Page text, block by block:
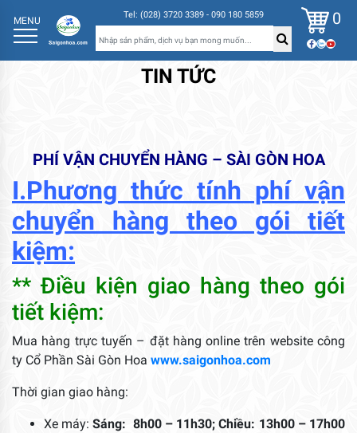
MENU Tel: (028) 3720 3389 - 090 180 5859 0
TIN TỨC
PHÍ VẬN CHUYỂN HÀNG – SÀI GÒN HOA
I.Phương thức tính phí vận
chuyển hàng theo gói tiết
kiệm:
** Điều kiện giao hàng theo gói
tiết kiệm:
Mua hàng trực tuyến – đặt hàng online trên website công
ty Cổ Phần Sài Gòn Hoa www.saigonhoa.com
Thời gian giao hàng:
Xe máy:Sáng: 8h00 – 11h30; Chiều: 13h00 – 17h00